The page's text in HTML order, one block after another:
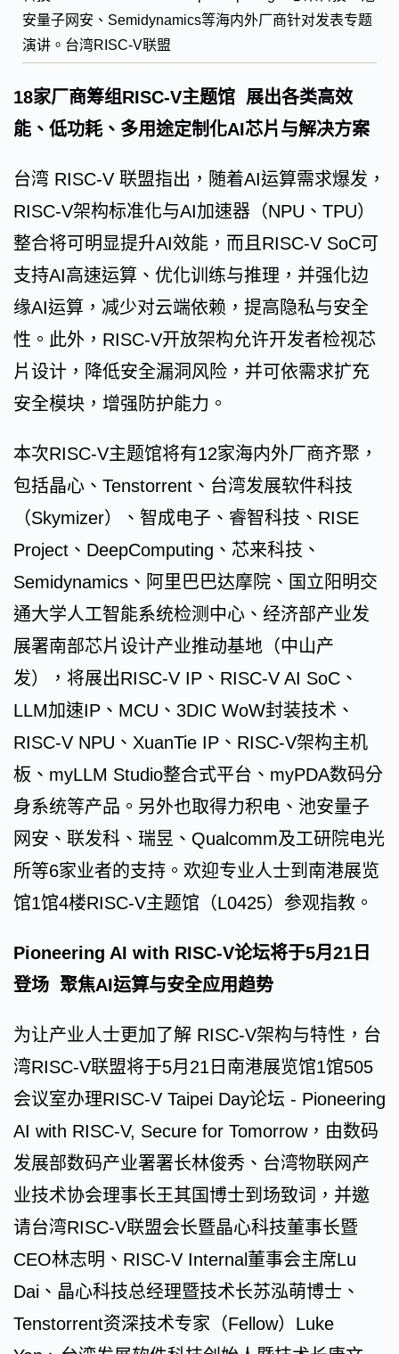
安量子网安、Semidynamics等海内外厂商针对发表专题
演讲。台湾RISC-V联盟
18家厂商筹组RISC-V主题馆 展出各类高效
能、低功耗、多用途定制化AI芯片与解决方案
台湾 RISC-V 联盟指出，随着AI运算需求爆发，
RISC-V架构标准化与AI加速器（NPU、TPU）
整合将可明显提升AI效能，而且RISC-V SoC可
支持AI高速运算、优化训练与推理，并强化边
缘AI运算，减少对云端依赖，提高隐私与安全
性。此外，RISC-V开放架构允许开发者检视芯
片设计，降低安全漏洞风险，并可依需求扩充
安全模块，增强防护能力。
本次RISC-V主题馆将有12家海内外厂商齐聚，
包括晶心、Tenstorrent、台湾发展软件科技
（Skymizer）、智成电子、睿智科技、RISE
Project、DeepComputing、芯来科技、
Semidynamics、阿里巴巴达摩院、国立阳明交
通大学人工智能系统检测中心、经济部产业发
展署南部芯片设计产业推动基地（中山产
发），将展出RISC-V IP、RISC-V AI SoC、
LLM加速IP、MCU、3DIC WoW封装技术、
RISC-V NPU、XuanTie IP、RISC-V架构主机
板、myLLM Studio整合式平台、myPDA数码分
身系统等产品。另外也取得力积电、池安量子
网安、联发科、瑞昱、Qualcomm及工研院电光
所等6家业者的支持。欢迎专业人士到南港展览
馆1馆4楼RISC-V主题馆（L0425）参观指教。
Pioneering AI with RISC-V论坛将于5月21日
登场 聚焦AI运算与安全应用趋势
为让产业人士更加了解 RISC-V架构与特性，台
湾RISC-V联盟将于5月21日南港展览馆1馆505
会议室办理RISC-V Taipei Day论坛 - Pioneering
AI with RISC-V, Secure for Tomorrow，由数码
发展部数码产业署署长林俊秀、台湾物联网产
业技术协会理事长王其国博士到场致词，并邀
请台湾RISC-V联盟会长暨晶心科技董事长暨
CEO林志明、RISC-V Internal董事会主席Lu
Dai、晶心科技总经理暨技术长苏泓萌博士、
Tenstorrent资深技术专家（Fellow）Luke